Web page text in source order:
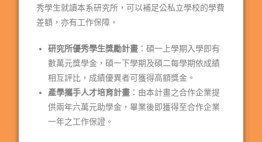
秀學生就讀本系研究所，可以補足公私立學校的學費
差額，亦有工作保障。
研究所優秀學生獎勵計畫 ：碩一上學期入學即有
數萬元獎學金，碩一下學期及碩二每學期依成績
相互評比，成績優異者可獲得高額獎金。
產學攜手人才培育計畫 ：由本計畫之合作企業提
供兩年六萬元助學金，畢業後即獲得至合作企業
一年之工作保證。